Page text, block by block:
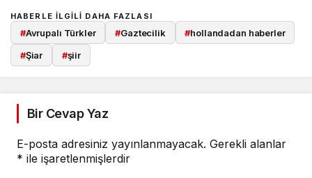
HABERLE ILGILI DAHA FAZLASI
#Avrupalı Türkler #Gaztecilik #hollandadan haberler
#Şiar #şiir
Bir Cevap Yaz
E-posta adresiniz yayınlanmayacak. Gerekli alanlar
* ile işaretlenmişlerdir